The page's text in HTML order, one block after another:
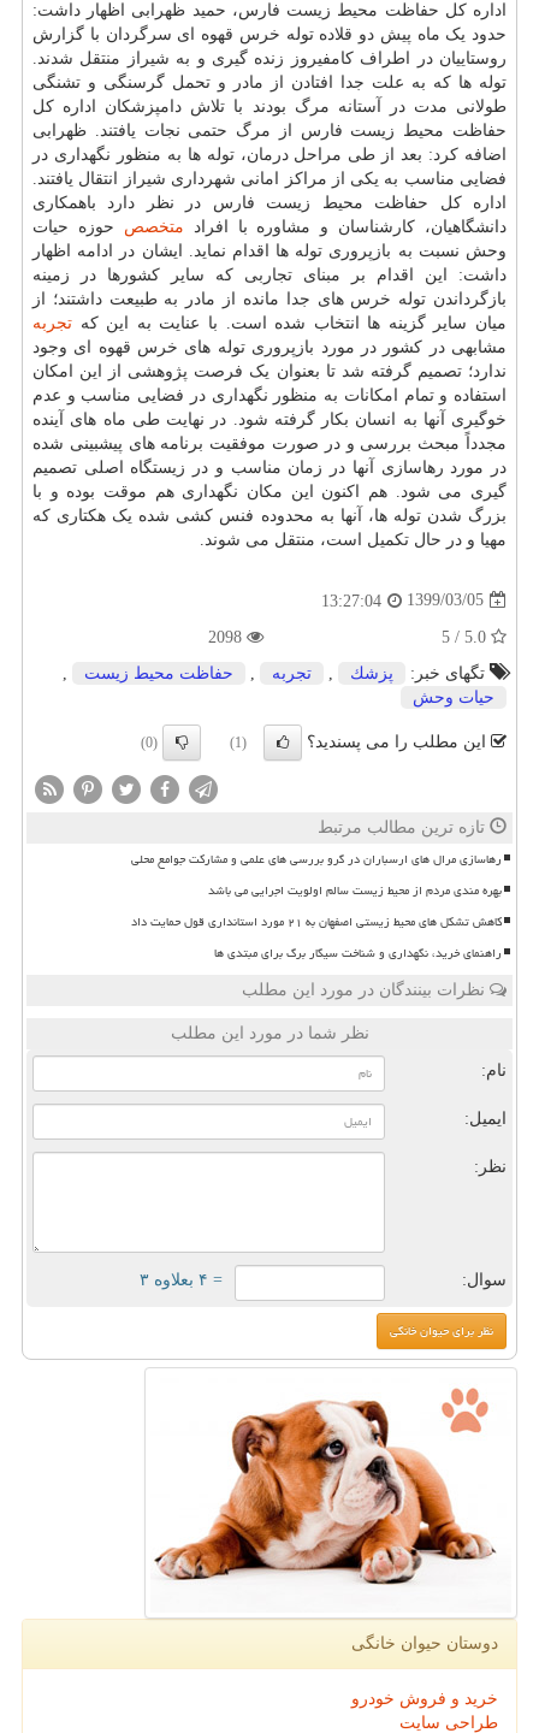
اداره کل حفاظت محیط زیست فارس، حمید ظهرابی اظهار داشت:
حدود یک ماه پیش دو قلاده توله خرس قهوه ای سرگردان با گزارش
روستاییان در اطراف کامفیروز زنده گیری و به شیراز منتقل شدند.
توله ها که به علت جدا افتادن از مادر و تحمل گرسنگی و تشنگی
طولانی مدت در آستانه مرگ بودند با تلاش دامپزشکان اداره کل
حفاظت محیط زیست فارس از مرگ حتمی نجات یافتند. ظهرابی
اضافه کرد: بعد از طی مراحل درمان، توله ها به منظور نگهداری در
فضایی مناسب به یکی از مراکز امانی شهرداری شیراز انتقال یافتند.
اداره کل حفاظت محیط زیست فارس در نظر دارد باهمکاری
دانشگاهیان، کارشناسان و مشاوره با افراد متخصص حوزه حیات
وحش نسبت به بازپروری توله ها اقدام نماید. ایشان در ادامه اظهار
داشت: این اقدام بر مبنای تجاربی که سایر کشورها در زمینه
بازگرداندن توله خرس های جدا مانده از مادر به طبیعت داشتند؛ از
میان سایر گزینه ها انتخاب شده است. با عنایت به این که تجربه
مشابهی در کشور در مورد بازپروری توله های خرس قهوه ای وجود
ندارد؛ تصمیم گرفته شد تا بعنوان یک فرصت پژوهشی از این امکان
استفاده و تمام امکانات به منظور نگهداری در فضایی مناسب و عدم
خوگیری آنها به انسان بکار گرفته شود. در نهایت طی ماه های آینده
مجدداً مبحث بررسی و در صورت موفقیت برنامه های پیشبینی شده
در مورد رهاسازی آنها در زمان مناسب و در زیستگاه اصلی تصمیم
گیری می شود. هم اکنون این مکان نگهداری هم موقت بوده و با
بزرگ شدن توله ها، آنها به محدوده فنس کشی شده یک هکتاری که
مهیا و در حال تکمیل است، منتقل می شوند.
1399/03/05
13:27:04
تگهای خبر:
پزشك , تجربه , حفاظت محیط زیست
,
حیات وحش
این مطلب را می پسندید؟ (1)
(0)
تازه ترین مطالب مرتبط
رهاسازی مرال های ارسباران در گرو بررسی های علمی و مشارکت جوامع محلی
بهره مندی مردم از محیط زیست سالم اولویت اجرایی می باشد
کاهش تشکل های محیط زیستی اصفهان به ۲۱ مورد استانداری قول حمایت داد
راهنمای خرید، نگهداری و شناخت سیگار برگ برای مبتدی ها
نظرات بینندگان در مورد این مطلب
نظر شما در مورد این مطلب
نام:
ایمیل:
نظر:
سوال: = ۴ بعلاوه ۳
دوستان حیوان خانگی
خرید و فروش خودرو
طراحی سایت